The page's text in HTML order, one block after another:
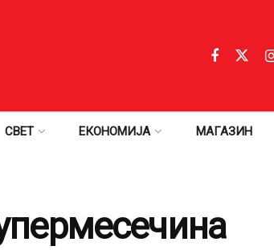
СВЕТ ЕКОНОМИЈА МАГАЗИН